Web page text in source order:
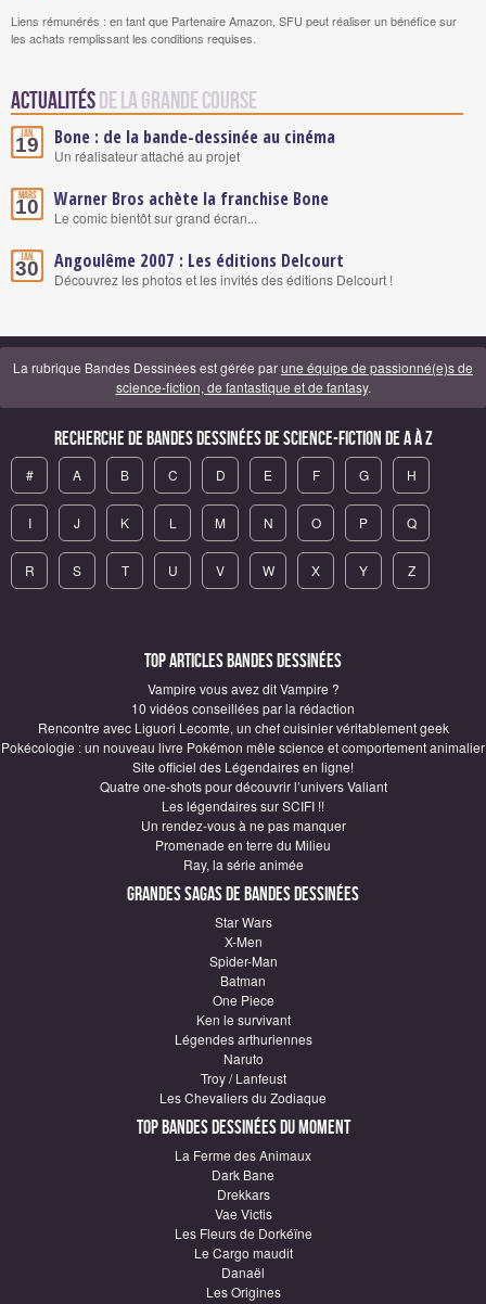
Liens rémunérés : en tant que Partenaire Amazon, SFU peut réaliser un bénéfice sur
les achats remplissant les conditions requises.
Actualités de La Grande Course
Jan.
19 Bone : de la bande-dessinée au cinéma
Un réalisateur attaché au projet
Mars
10 Warner Bros achète la franchise Bone
Le comic bientôt sur grand écran...
Jan.
30 Angoulême 2007 : Les éditions Delcourt
Découvrez les photos et les invités des éditions Delcourt !
La rubrique Bandes Dessinées est gérée parune équipe de passionné(e)s de
science-fiction, de fantastique et de fantasy.
Recherche de Bandes Dessinées de science-fiction de A à Z
# A B C D E F G H
I J K L M N O P Q
R S T U V W X Y Z
Top articles Bandes Dessinées
Vampire vous avez dit Vampire ?
10 vidéos conseillées par la rédaction
Rencontre avec Liguori Lecomte, un chef cuisinier véritablement geek
Pokécologie : un nouveau livre Pokémon mêle science et comportement animalier
Site officiel des Légendaires en ligne!
Quatre one-shots pour découvrir l’univers Valiant
Les légendaires sur SCIFI !!
Un rendez-vous à ne pas manquer
Promenade en terre du Milieu
Ray, la série animée
Grandes sagas de Bandes Dessinées
Star Wars
X-Men
Spider-Man
Batman
One Piece
Ken le survivant
Légendes arthuriennes
Naruto
Troy / Lanfeust
Les Chevaliers du Zodiaque
Top Bandes Dessinées du moment
La Ferme des Animaux
Dark Bane
Drekkars
Vae Victis
Les Fleurs de Dorkéïne
Le Cargo maudit
Danaël
Les Origines